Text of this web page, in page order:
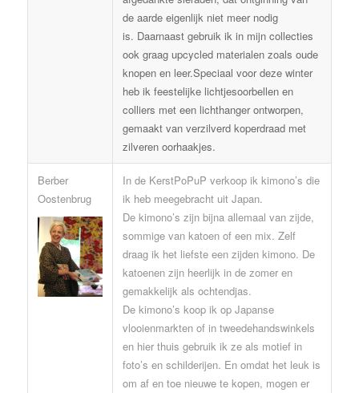
de aarde eigenlijk niet meer nodig
is. Daarnaast gebruik ik in mijn collecties
ook graag upcycled materialen zoals oude
knopen en leer.Speciaal voor deze winter
heb ik feestelijke lichtjesoorbellen en
colliers met een lichthanger ontworpen,
gemaakt van verzilverd koperdraad met
zilveren oorhaakjes.
Berber
Oostenbrug
In de KerstPoPuP verkoop ik kimono’s die
ik heb meegebracht uit Japan.
De kimono’s zijn bijna allemaal van zijde,
sommige van katoen of een mix. Zelf
draag ik het liefste een zijden kimono. De
katoenen zijn heerlijk in de zomer en
gemakkelijk als ochtendjas.
De kimono’s koop ik op Japanse
vlooienmarkten of in tweedehandswinkels
en hier thuis gebruik ik ze als motief in
foto’s en schilderijen. En omdat het leuk is
om af en toe nieuwe te kopen, mogen er